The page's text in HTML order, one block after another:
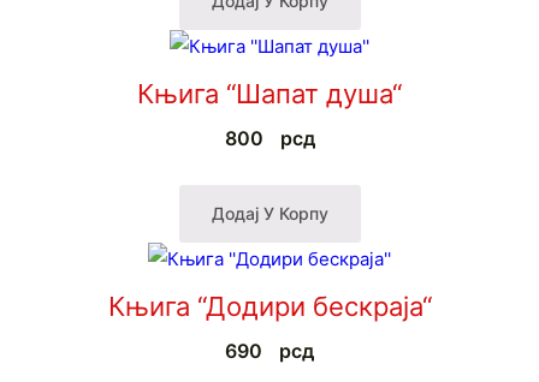
Књига “Шапат душа“
800 рсд
Додај У Корпу
Књига “Додири бескраја“
690 рсд